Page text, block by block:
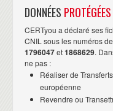
DONNÉES PROTÉGÉES
CERTyou a déclaré ses
CNIL sous les numéros
1796047et1868629.
ne pas :
Réaliser de
européenne
Revendre ou